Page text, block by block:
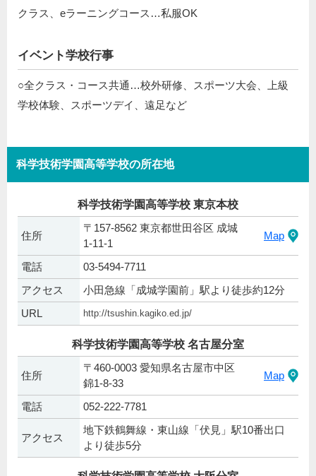
クラス、eラーニングコース…私服OK
イベント学校行事
○全クラス・コース共通…校外研修、スポーツ大会、上級
学校体験、スポーツデイ、遠足など
科学技術学園高等学校の所在地
科学技術学園高等学校 東京本校
住所
〒157-8562 東京都世田谷区 成城
1-11-1
Map
電話
03-5494-7711
アクセス
小田急線「成城学園前」駅より徒歩約12分
URL
http://tsushin.kagiko.ed.jp/
科学技術学園高等学校 名古屋分室
住所
〒460-0003 愛知県名古屋市中区
錦1-8-33
Map
電話 052-222-7781
アクセス
地下鉄鶴舞線・東山線「伏見」駅10番出口
より徒歩5分